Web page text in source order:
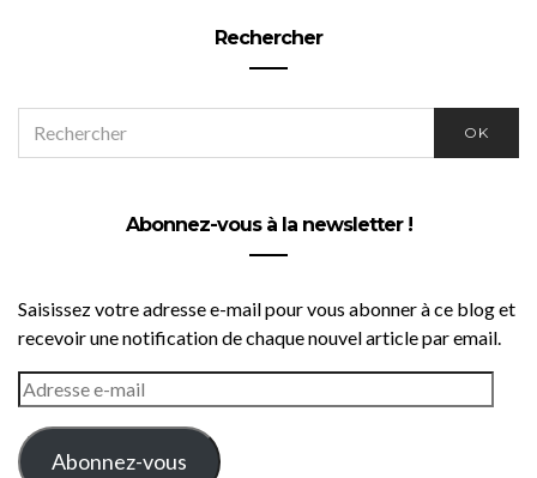
Rechercher
FOR:
OK
Abonnez-vous à la newsletter !
Saisissez votre adresse e-mail pour vous abonner à ce blog et
recevoir une notification de chaque nouvel article par email.
ADRESSE
E-
MAIL
Abonnez-vous